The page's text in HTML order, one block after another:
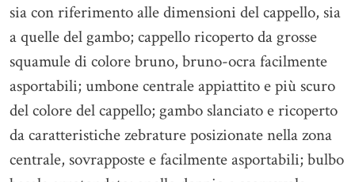
sia con riferimento alle dimensioni del cappello, sia
a quelle del gambo; cappello ricoperto da grosse
squamule di colore bruno, bruno-ocra facilmente
asportabili; umbone centrale appiattito e più scuro
del colore del cappello; gambo slanciato e ricoperto
da caratteristiche zebrature posizionate nella zona
centrale, sovrapposte e facilmente asportabili; bulbo